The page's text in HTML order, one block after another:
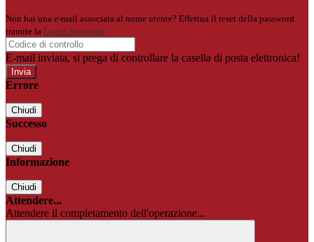
Non hai una e-mail associata al nome utente? Effettua il reset della password
tramite la Login Spaggiari
E-mail inviata, si prega di controllare la casella di posta elettronica!
Errore
Chiudi
Successo
Chiudi
Informazione
Chiudi
Attendere...
Attendere il completamento dell'operazione...